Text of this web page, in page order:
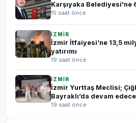
Karşıyaka Belediyesi'ne
15 saat önce
İZMİR
İzmir İtfaiyesi’ne 13,5
yatırımı
19 saat önce
İZMİR
İzmir Yurttaş Meclisi;
Bayraklı’da devam
19 saat önce